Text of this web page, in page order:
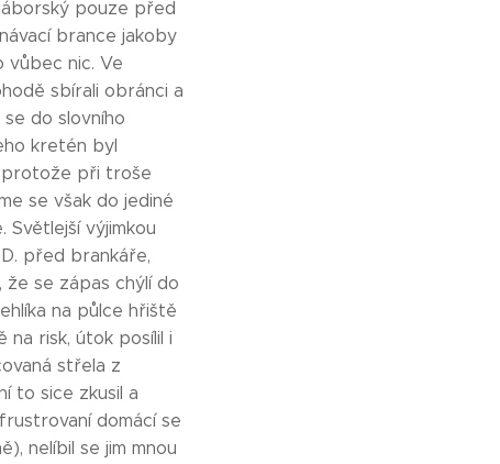
pouze před
brance jakoby
vůbec nic. Ve
sbírali obránci a
do slovního
kretén byl
protože při troše
se však do jediné
výjimkou
před brankáře,
že se zápas chýlí do
na půlce hřiště
risk, útok posílil i
střela z
to sice zkusil a
domácí se
nelíbil se jim mnou